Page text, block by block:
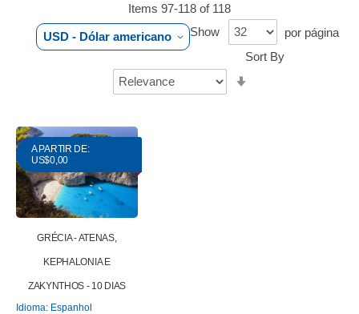
Items 97-118 of 118
USD - Dólar americano Show
por página
Sort By
A PARTIR DE:
US$0,00
GRÉCIA - ATENAS,
KEPHALONIA E
ZAKYNTHOS - 10 DIAS
Idioma: Espanhol